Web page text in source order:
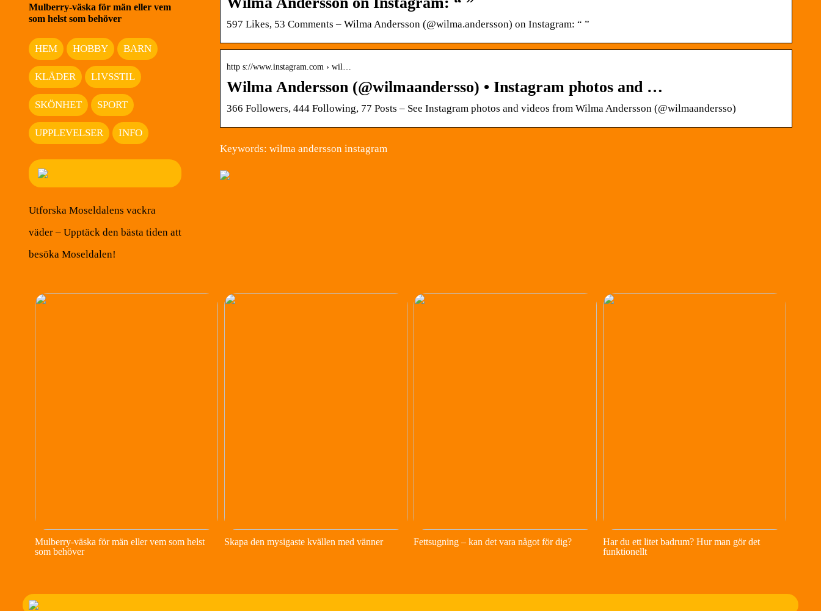
597 Likes, 53 Comments – Wilma Andersson (@wilma.andersson) on Instagram: “ ”
http s://www.instagram.com › wil…
Wilma Andersson (@wilmaandersso) • Instagram photos and …
366 Followers, 444 Following, 77 Posts – See Instagram photos and videos from Wilma Andersson (@wilmaandersso)
Keywords: wilma andersson instagram
Mulberry-väska för män eller vem
som helst som behöver
HEM HOBBY BARN
KLÄDER LIVSSTIL
SKÖNHET SPORT
UPPLEVELSER INFO
Utforska Moseldalens vackra
väder – Upptäck den bästa tiden att
besöka Moseldalen!
Mulberry-väska för män eller vem som helst
som behöver
Skapa den mysigaste kvällen med vänner Fettsugning – kan det vara något för dig?
Har du ett litet badrum? Hur man gör det
funktionellt